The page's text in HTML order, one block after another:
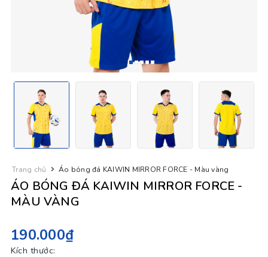
Trang chủ Áo bóng đá KAIWIN MIRROR FORCE - Màu vàng
ÁO BÓNG ĐÁ KAIWIN MIRROR FORCE -
MÀU VÀNG
190.000₫
Kích thước: